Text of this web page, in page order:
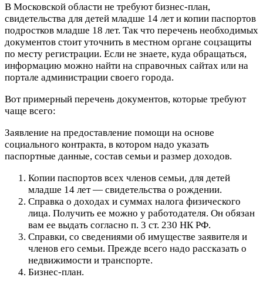
В Московской области не требуют бизнес-план,
свидетельства для детей младше 14 лет и копии паспортов
подростков младше 18 лет. Так что перечень необходимых
документов стоит уточнить в местном органе соцзащиты
по месту регистрации. Если не знаете, куда обращаться,
информацию можно найти на справочных сайтах или на
портале администрации своего города.
Вот примерный перечень документов, которые требуют
чаще всего:
Заявление на предоставление помощи на основе
социального контракта, в котором надо указать
паспортные данные, состав семьи и размер доходов.
Копии паспортов всех членов семьи, для детей
младше 14 лет — свидетельства о рождении.
Справка о доходах и суммах налога физического
лица. Получить ее можно у работодателя. Он обязан
вам ее выдать согласно п. 3 ст. 230 НК РФ.
Справки, со сведениями об имуществе заявителя и
членов его семьи. Прежде всего надо рассказать о
недвижимости и транспорте.
Бизнес-план.